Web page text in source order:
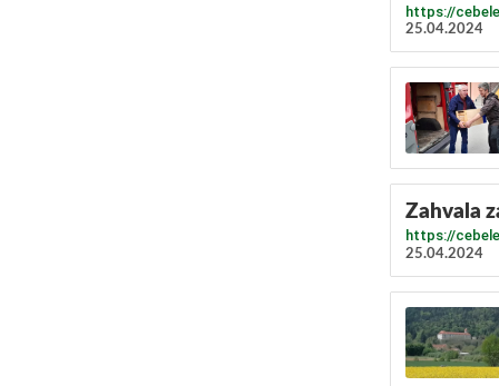
https://
25.04.2024
Zahvala
https://
25.04.2024